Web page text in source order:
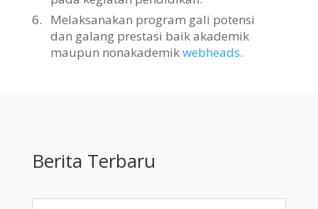
6.
Melaksanakan program gali potensi
dan galang prestasi baik akademik
maupun nonakademikwebheads.
Berita Terbaru